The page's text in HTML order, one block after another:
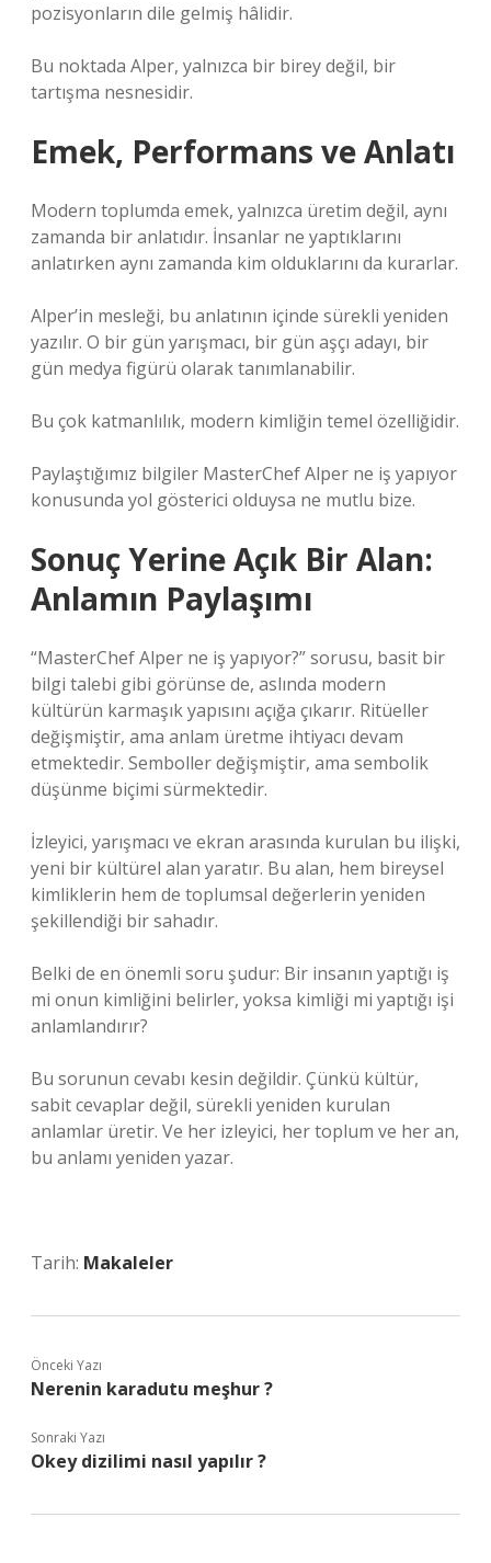
pozisyonların dile gelmiş hâlidir.
Bu noktada Alper, yalnızca bir birey değil, bir
tartışma nesnesidir.
Emek, Performans ve Anlatı
Modern toplumda emek, yalnızca üretim değil, aynı
zamanda bir anlatıdır. İnsanlar ne yaptıklarını
anlatırken aynı zamanda kim olduklarını da kurarlar.
Alper’in mesleği, bu anlatının içinde sürekli yeniden
yazılır. O bir gün yarışmacı, bir gün aşçı adayı, bir
gün medya figürü olarak tanımlanabilir.
Bu çok katmanlılık, modern kimliğin temel özelliğidir.
Paylaştığımız bilgiler MasterChef Alper ne iş yapıyor
konusunda yol gösterici olduysa ne mutlu bize.
Sonuç Yerine Açık Bir Alan:
Anlamın Paylaşımı
“MasterChef Alper ne iş yapıyor?” sorusu, basit bir
bilgi talebi gibi görünse de, aslında modern
kültürün karmaşık yapısını açığa çıkarır. Ritüeller
değişmiştir, ama anlam üretme ihtiyacı devam
etmektedir. Semboller değişmiştir, ama sembolik
düşünme biçimi sürmektedir.
İzleyici, yarışmacı ve ekran arasında kurulan bu ilişki,
yeni bir kültürel alan yaratır. Bu alan, hem bireysel
kimliklerin hem de toplumsal değerlerin yeniden
şekillendiği bir sahadır.
Belki de en önemli soru şudur: Bir insanın yaptığı iş
mi onun kimliğini belirler, yoksa kimliği mi yaptığı işi
anlamlandırır?
Bu sorunun cevabı kesin değildir. Çünkü kültür,
sabit cevaplar değil, sürekli yeniden kurulan
anlamlar üretir. Ve her izleyici, her toplum ve her an,
bu anlamı yeniden yazar.
Tarih: Makaleler
Önceki Yazı
Nerenin karadutu meşhur ?
Sonraki Yazı
Okey dizilimi nasıl yapılır ?